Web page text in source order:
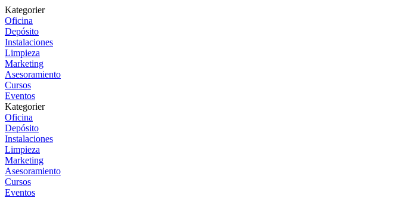
Kategorier
Oficina
Depósito
Instalaciones
Limpieza
Marketing
Asesoramiento
Cursos
Eventos
Kategorier
Oficina
Depósito
Instalaciones
Limpieza
Marketing
Asesoramiento
Cursos
Eventos